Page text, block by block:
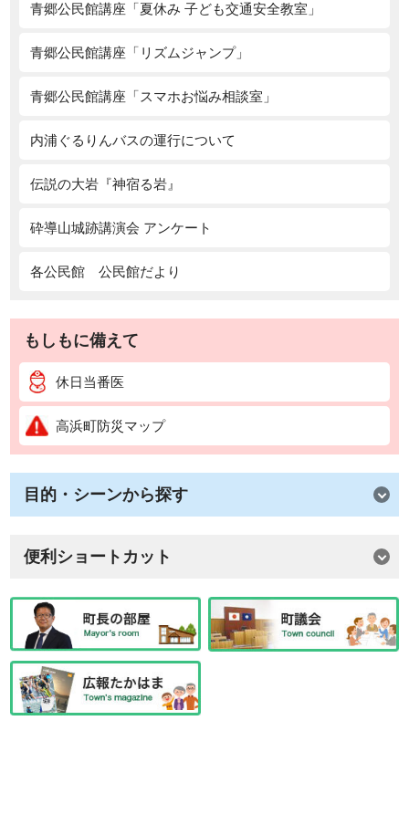
青郷公民館講座「夏休み 子ども交通安全教室」
青郷公民館講座「リズムジャンプ」
青郷公民館講座「スマホお悩み相談室」
内浦ぐるりんバスの運行について
伝説の大岩『神宿る岩』
砕導山城跡講演会 アンケート
各公民館 公民館だより
もしもに備えて
休日当番医
高浜町防災マップ
目的・シーンから探す
便利ショートカット